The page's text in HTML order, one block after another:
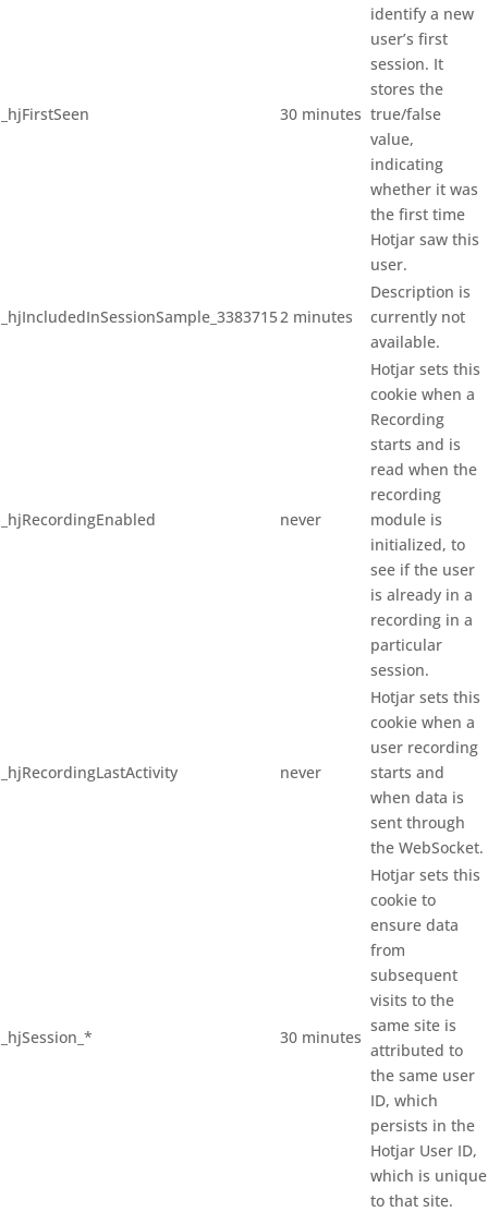
_hjFirstSeen 30 minutes
identify a new
user’s first
session. It
stores the
true/false
value,
indicating
whether it was
the first time
Hotjar saw this
user.
_hjIncludedInSessionSample_33837152 minutes
Description is
currently not
available.
_hjRecordingEnabled never
Hotjar sets this
cookie when a
Recording
starts and is
read when the
recording
module is
initialized, to
see if the user
is already in a
recording in a
particular
session.
_hjRecordingLastActivity never
Hotjar sets this
cookie when a
user recording
starts and
when data is
sent through
the WebSocket.
_hjSession_* 30 minutes
Hotjar sets this
cookie to
ensure data
from
subsequent
visits to the
same site is
attributed to
the same user
ID, which
persists in the
Hotjar User ID,
which is unique
to that site.